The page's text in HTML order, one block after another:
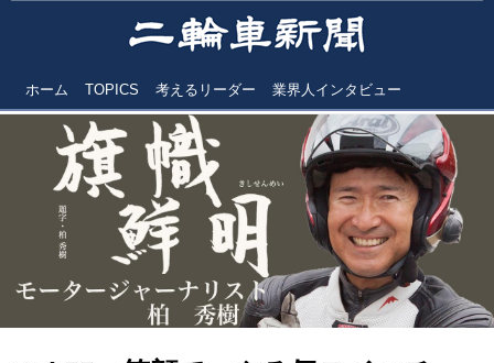
ホーム TOPICS 考えるリーダー 業界人インタビュー